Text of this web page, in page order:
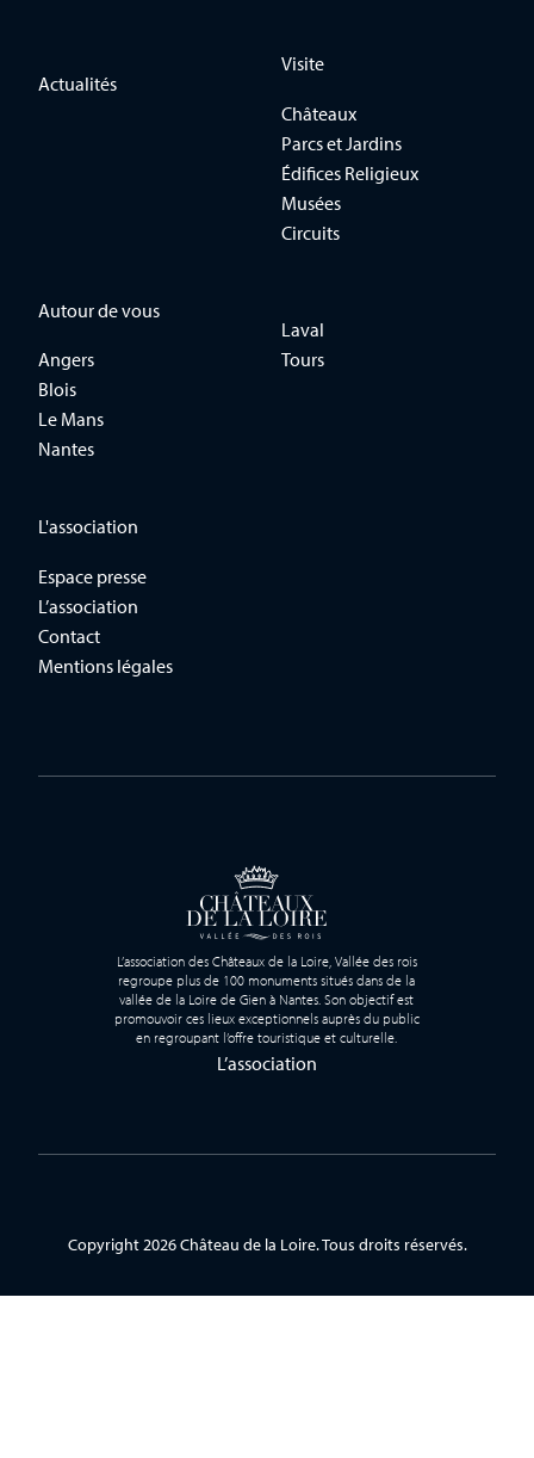
L’association des Châteaux de la Loire, Vallée des rois
regroupe plus de 100 monuments situés dans de la
vallée de la Loire de Gien à Nantes. Son objectif est
promouvoir ces lieux exceptionnels auprès du public
en regroupant l’offre touristique et culturelle.
L’association
Actualités
Visite
Châteaux
Parcs et Jardins
Édifices Religieux
Musées
Circuits
Autour de vous
Angers
Blois
Le Mans
Nantes
Laval
Tours
L'association
Espace presse
L’association
Contact
Mentions légales
Copyright 2026 Château de la Loire. Tous droits réservés.